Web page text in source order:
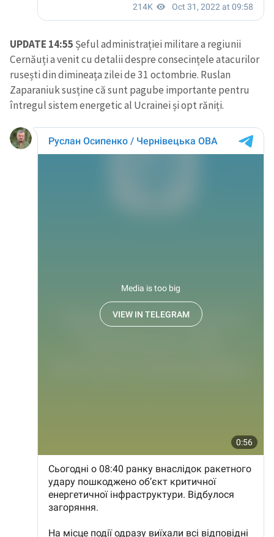
UPDATE 14:55 Șeful administrației militare a regiunii
Cernăuți a venit cu detalii despre consecințele atacurilor
rusești din dimineața zilei de 31 octombrie. Ruslan
Zaparaniuk susține că sunt pagube importante pentru
întregul sistem energetic al Ucrainei și opt răniți.